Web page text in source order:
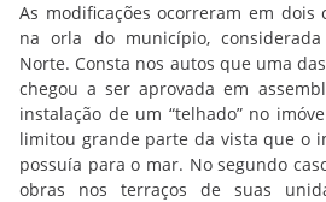
As modificações ocorreram em dois
na orla do município,
Norte. Consta nos autos que uma
chegou a ser aprovada em
instalação de um “telhado” no
limitou grande parte da vista que o
possuía para o mar. No segundo
obras nos terraços de suas